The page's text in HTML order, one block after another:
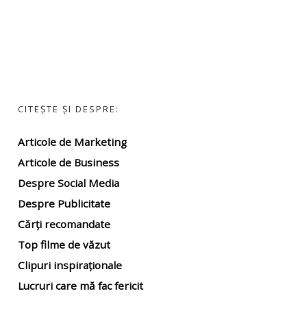
CITEȘTE ȘI DESPRE:
Articole de Marketing
Articole de Business
Despre Social Media
Despre Publicitate
Cărți recomandate
Top filme de văzut
Clipuri inspiraționale
Lucruri care mă fac fericit